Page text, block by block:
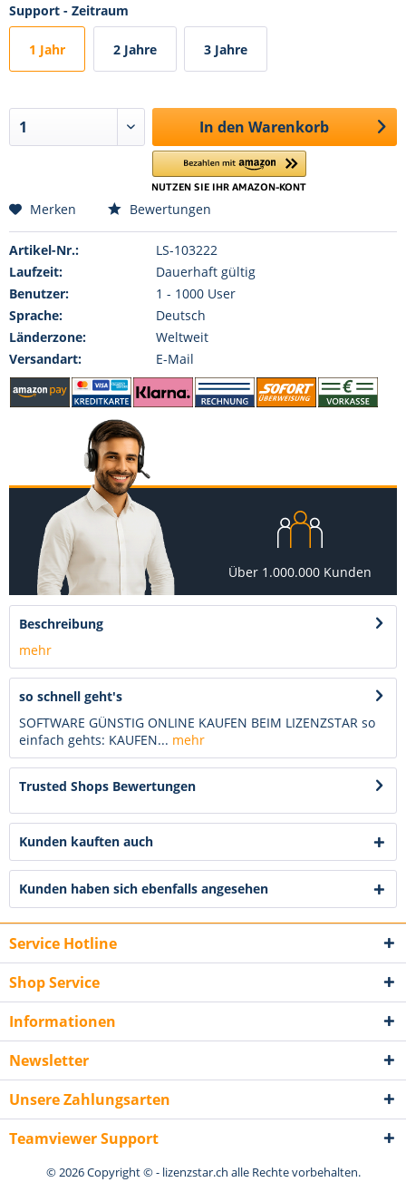
Support - Zeitraum
1 Jahr 2 Jahre 3 Jahre
In den Warenkorb
Merken Bewertungen
Artikel-Nr.:
LS-103222
Laufzeit:
Dauerhaft gültig
Benutzer:
1 - 1000 User
Sprache:
Deutsch
Länderzone:
Weltweit
Versandart:
E-Mail
Über 1.000.000 Kunden
Beschreibung
mehr
so schnell geht's
SOFTWARE GÜNSTIG ONLINE KAUFEN BEIM LIZENZSTAR so
einfach gehts: KAUFEN... mehr
Trusted Shops Bewertungen
Kunden kauften auch
Kunden haben sich ebenfalls angesehen
Service Hotline
Shop Service
Informationen
Newsletter
Unsere Zahlungsarten
Teamviewer Support
© 2026 Copyright © - lizenzstar.ch alle Rechte vorbehalten.